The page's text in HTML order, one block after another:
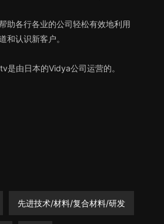
助各行各业的公司轻松有效地利用
和认识新客户。
是由日本的Vidya公司运营的。
先进技术/材料/复合材料/研发